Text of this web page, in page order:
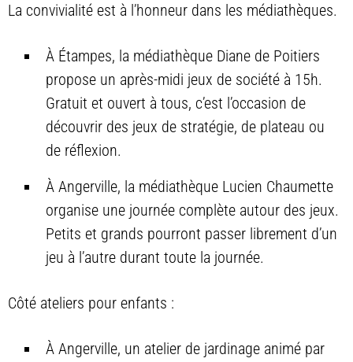
La convivialité est à l’honneur dans les médiathèques.
À Étampes, la médiathèque Diane de Poitiers
propose un après-midi jeux de société à 15h.
Gratuit et ouvert à tous, c’est l’occasion de
découvrir des jeux de stratégie, de plateau ou
de réflexion.
À Angerville, la médiathèque Lucien Chaumette
organise une journée complète autour des jeux.
Petits et grands pourront passer librement d’un
jeu à l’autre durant toute la journée.
Côté ateliers pour enfants :
À Angerville, un atelier de jardinage animé par